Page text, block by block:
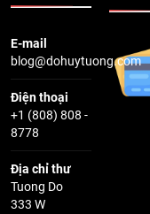
E-mail
blog@dohuytuong.com
Điện thoại
+1 (808) 808 -
8778
Địa chỉ thư
Tuong Do
333 W